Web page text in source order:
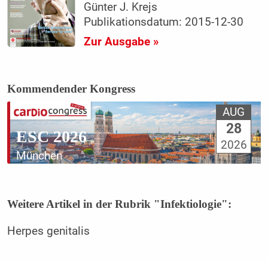
Günter J. Krejs
Publikationsdatum: 2015-12-30
Zur Ausgabe »
Kommendender Kongress
ESC 2026
München
AUG
28
2026
Weitere Artikel in der Rubrik "Infektiologie":
Herpes genitalis